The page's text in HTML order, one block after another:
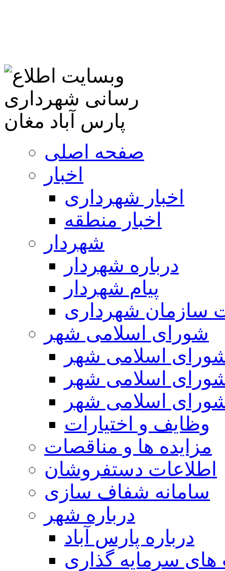
صفحه اصلی
اخبار
اخبار شهرداری
اخبار منطقه
شهردار
درباره شهردار
پیام شهردار
سازمان شهرداری
شورای اسلامی شهر
اسلامی شهر
اسلامی شهر
اسلامی شهر
وظایف و اختیارات
مزایده ها و مناقصات
اطلاعات دستفروشان
سامانه شفاف سازی
درباره شهر
درباره پارس آباد
سرمایه گذاری